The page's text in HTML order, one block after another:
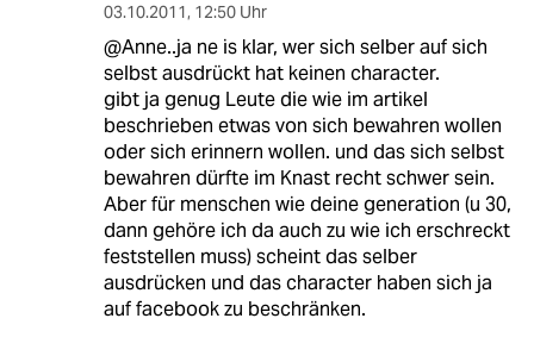
03.10.2011, 12:50 Uhr
@Anne..ja ne is klar, wer sich selber auf sich
selbst ausdrückt hat keinen character.
gibt ja genug Leute die wie im artikel
beschrieben etwas von sich bewahren wollen
oder sich erinnern wollen. und das sich selbst
bewahren dürfte im Knast recht schwer sein.
Aber für menschen wie deine generation (u 30,
dann gehöre ich da auch zu wie ich erschreckt
feststellen muss) scheint das selber
ausdrücken und das character haben sich ja
auf facebook zu beschränken.